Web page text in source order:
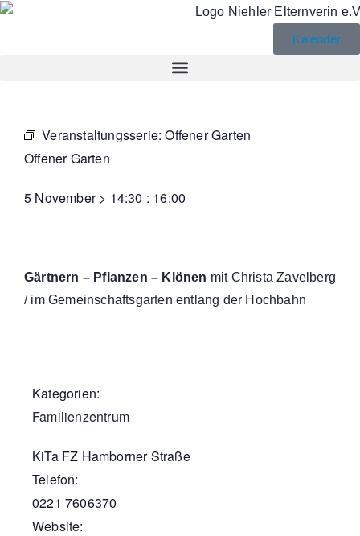
Kalender
Veranstaltungsserie:Offener Garten
Offener Garten
5 November > 14:30 : 16:00
Gärtnern – Pflanzen – Klönen mit Christa Zavelberg
/ im Gemeinschaftsgarten entlang der Hochbahn
Kategorien:
Familienzentrum
KiTa FZ Hamborner Straße
Telefon:
0221 7606370
Website: